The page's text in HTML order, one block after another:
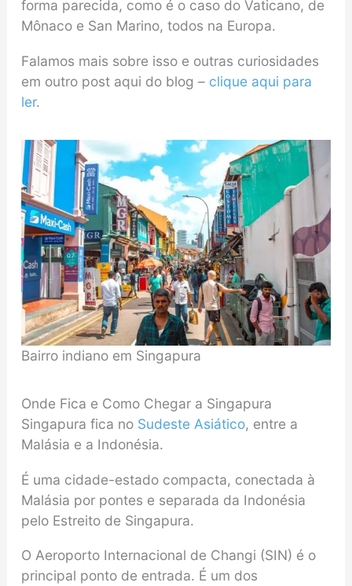
forma parecida, como é o caso do Vaticano, de
Mônaco e San Marino, todos na Europa.
Falamos mais sobre isso e outras curiosidades
em outro post aqui do blog – clique aqui para
ler.
Bairro indiano em Singapura
Onde Fica e Como Chegar a Singapura
Singapura fica no Sudeste Asiático, entre a
Malásia e a Indonésia.
É uma cidade-estado compacta, conectada à
Malásia por pontes e separada da Indonésia
pelo Estreito de Singapura.
O Aeroporto Internacional de Changi (SIN) é o
principal ponto de entrada. É um dos